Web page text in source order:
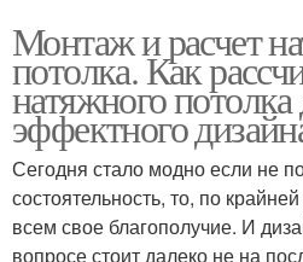
Монтаж и расчет
потолка. Как
натяжного потолка
эффектного
Сегодня стало модно если не
состоятельность, то, по
всем свое благополучие. И
вопросе стоит далеко не на